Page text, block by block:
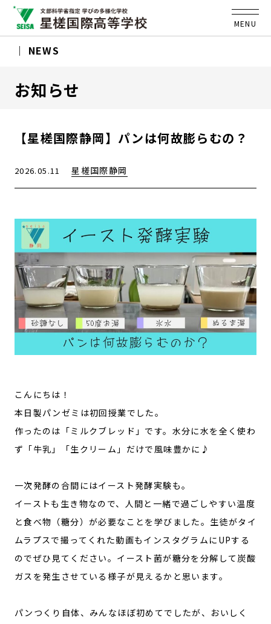
MENU
NEWS
お知らせ
【星槎国際静岡】パンは何故膨らむの？
2026.05.11 星槎国際静岡
こんにちは！
本日製パンゼミは初回授業でした。
作ったのは「ミルクブレッド」です。水分に水を全く使わ
ず「牛乳」「生クリーム」だけで風味豊かに♪
一次発酵の合間にはイースト発酵実験も。
イーストも生き物なので、人間と一緒で過ごしやすい温度
と食べ物（糖分）が必要なことを学びました。生徒がタイ
ムラプスで撮ってくれた動画もインスタグラムにUPする
のでぜひ見てください。イースト菌が糖分を分解して炭酸
ガスを発生させている様子が見えるかと思います。
パンつくり自体、みんなほぼ初めてでしたが、おいしく